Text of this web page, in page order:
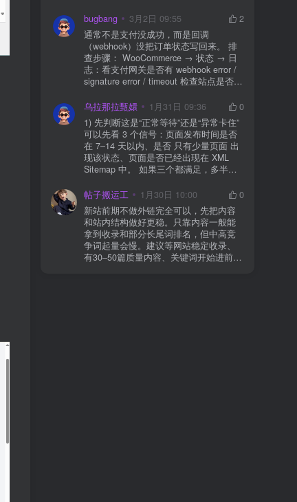
立刻清缓存，去前台检查首页、文章
页、按钮、表单这些关键位置。 最好再
装个支持版本回滚的插件，万一崩了，
一秒切回旧版。 总结来说：先备份、分
批更、更完查、留退路，稳得很✅😎希望
能帮到你
bugbang 3月2日 09:55
2
通常不是支付没成功，而是回调
（webhook）没把订单状态写回来。 排
查步骤： WooCommerce → 状态 → 日
志：看支付网关是否有 webhook error /
signature error / timeout 检查站点是否被
全插件） 检查是否启用了“缓存结账页/接
口路径”（结账页和回调接口不应缓存）
看服务器错误日志是否有 500/致命错误
导致回调执行中断 解决方案： 放行 wp-
json、wc-api、支付网关回调 URL（按网
关文档配置） 关闭结账页的缓存与 JS
合并压缩测试一次 若使用 Cloudflare：
则
乌拉那拉甄嬛 1月31日 09:36
0
1) 先判断这是“正常等待”还是“异常卡住”
可以先看 3 个信号：页面发布时间是否
在 7–14 天以内、是否 只有少量页面 出
现该状态、页面是否已经出现在 XML
Sitemap 中。 如果三个都满足，多半属
手。 2) 什么情况下“等”是没用的？ 以下
情况基本不会靠时间自动解决：页面几
乎没有内链（孤立页）、内容与站内已
有页面高度相似、canonical 指向了别的
URL、同一主题短时间发布太多相似文
章。 这种情况下，Google 已经抓取，但
判断“当前不值得进入索引”。 3) 最有效
帖子搬运工 1月30日 10:00
0
新站前期不做外链完全可以，先把内容
和站内结构做好更稳。只靠内容一般能
拿到收录和部分长尾词排名，但中高竞
争词起量会慢。建议等网站稳定收录、
有30–50篇质量内容、关键词开始进前